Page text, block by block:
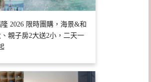
2026 限時團購，海景&和
親子房2大送2小，二天一